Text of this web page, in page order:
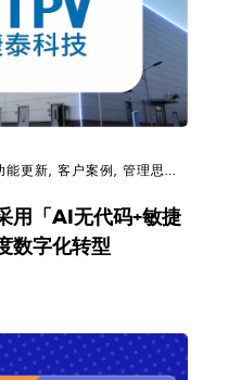
能更新,客户案例,管理思维
用「AI无代码+敏捷
数字化转型